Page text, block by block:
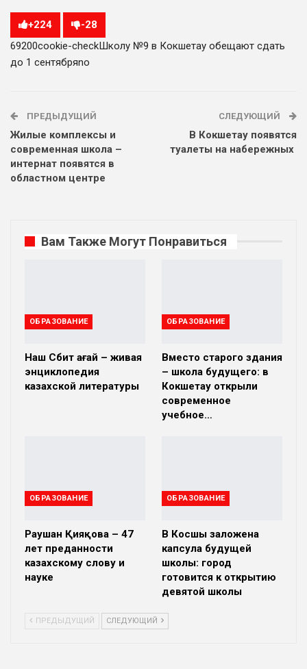
+224 -28
69200cookie-checkШколу №9 в Кокшетау обещают сдать
до 1 сентябряno
ПРЕДЫДУЩИЙ
Жилые комплексы и
современная школа –
интернат появятся в
областном центре
СЛЕДУЮЩИЙ
В Кокшетау появятся
туалеты на набережных
Вам Также Могут Понравиться
ОБРАЗОВАНИЕ
Наш Сәбит ағай – живая
энциклопедия
казахской литературы
ОБРАЗОВАНИЕ
Вместо старого здания
– школа будущего: в
Кокшетау открыли
современное
учебное…
ОБРАЗОВАНИЕ
Раушан Қияқова – 47
лет преданности
казахскому слову и
науке
ОБРАЗОВАНИЕ
В Косшы заложена
капсула будущей
школы: город
готовится к открытию
девятой школы
ПРЕДЫДУЩИЙ СЛЕДУЮЩИЙ